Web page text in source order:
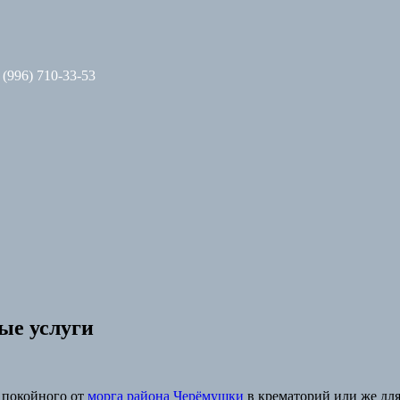
710-33-53
услуги
от морга района Черёмушки в крематорий или же